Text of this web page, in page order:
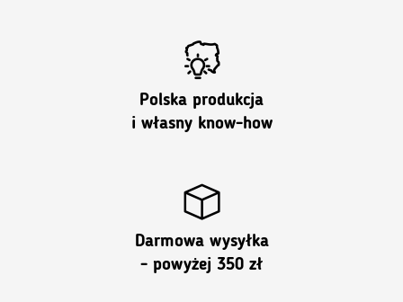
Polska produkcja
i własny know-how
Darmowa wysyłka
- powyżej 350 zł